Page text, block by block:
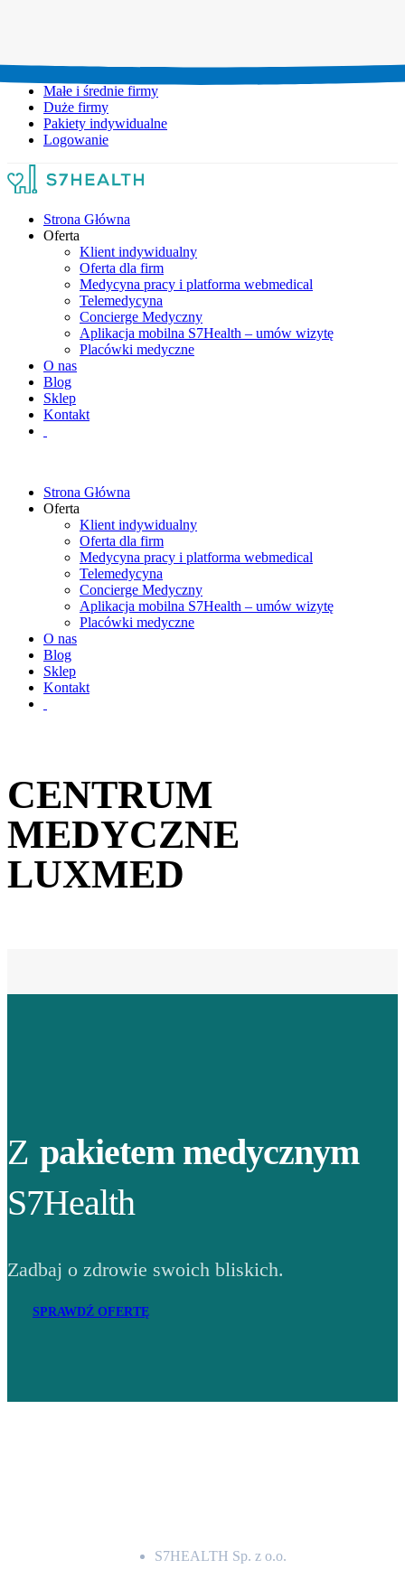
Małe i średnie firmy
Duże firmy
Pakiety indywidualne
Logowanie
Strona Główna
Oferta
Klient indywidualny
Oferta dla firm
Medycyna pracy i platforma webmedical
Telemedycyna
Concierge Medyczny
Aplikacja mobilna S7Health – umów wizytę
Placówki medyczne
O nas
Blog
Sklep
Kontakt
Strona Główna
Oferta
Klient indywidualny
Oferta dla firm
Medycyna pracy i platforma webmedical
Telemedycyna
Concierge Medyczny
Aplikacja mobilna S7Health – umów wizytę
Placówki medyczne
O nas
Blog
Sklep
Kontakt
CENTRUM
MEDYCZNE
LUXMED
Z pakietem medycznym
S7Health
Zadbaj o zdrowie swoich bliskich.
SPRAWDŹ OFERTĘ
S7HEALTH Sp. z o.o.